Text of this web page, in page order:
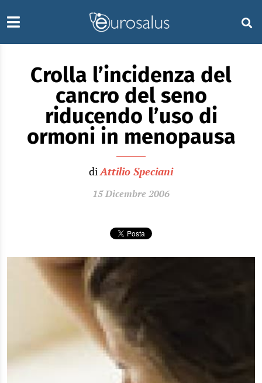
Crolla l’incidenza del
cancro del seno
riducendo l’uso di
ormoni in menopausa
diAttilio Speciani
15 Dicembre 2006